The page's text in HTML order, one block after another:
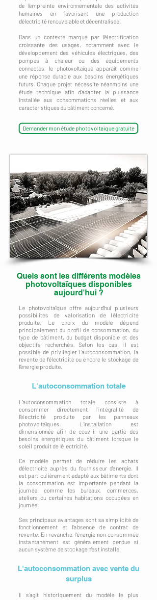
de l'empreinte environnementale des activités
humaines en favorisant une production
d'électricité renouvelable et décentralisée.
Dans un contexte marqué par l'électrification
croissante des usages, notamment avec le
développement des véhicules électriques, des
pompes à chaleur ou des équipements
connectés, le photovoltaïque apparaît comme
une réponse durable aux besoins énergétiques
futurs. Chaque projet nécessite néanmoins une
étude technique afin d'adapter la puissance
installée aux consommations réelles et aux
caractéristiques du bâtiment concerné.
Demander mon étude photovoltaïque gratuite
Quels sont les différents modèles
photovoltaïques disponibles
aujourd'hui ?
Le photovoltaïque offre aujourd'hui plusieurs
possibilités de valorisation de l'électricité
produite. Le choix du modèle dépend
principalement du profil de consommation, du
type de bâtiment, du budget disponible et des
objectifs recherchés. Selon les cas, il est
possible de privilégier l'autoconsommation, la
revente de l'électricité ou encore le stockage de
l'énergie produite.
L'autoconsommation totale
L'autoconsommation totale consiste à
consommer directement l'intégralité de
l'électricité produite par les panneaux
photovoltaïques. L'installation est
dimensionnée afin de couvrir une partie des
besoins énergétiques du bâtiment lorsque le
soleil produit de l'électricité.
Ce modèle permet de réduire les achats
d'électricité auprès du fournisseur d'énergie. Il
est particulièrement adapté aux bâtiments dont
la consommation est importante pendant la
journée, comme les bureaux, commerces,
ateliers ou certaines habitations occupées en
journée.
Ses principaux avantages sont sa simplicité de
fonctionnement et l'absence de contrat de
revente. En revanche, l'énergie non consommée
instantanément est généralement perdue si
aucun système de stockage n'est installé.
L'autoconsommation avec vente du
surplus
Il s'agit historiquement du modèle le plus